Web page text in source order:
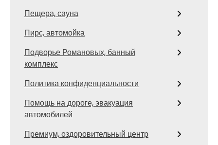
Пещера, сауна
Пирс, автомойка
Подворье Романовых, банный
комплекс
Политика конфиденциальности
Помощь на дороге, эвакуация
автомобилей
Премиум, оздоровительный центр